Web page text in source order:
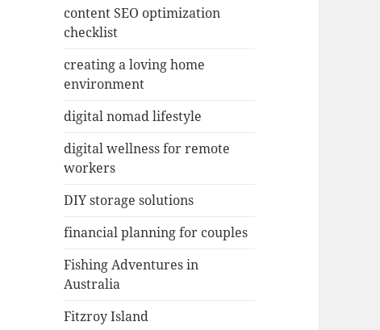
content SEO optimization
checklist
creating a loving home
environment
digital nomad lifestyle
digital wellness for remote
workers
DIY storage solutions
financial planning for couples
Fishing Adventures in
Australia
Fitzroy Island